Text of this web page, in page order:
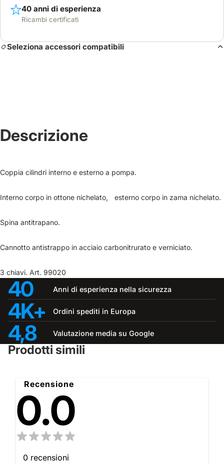
40 anni di esperienza
Ricambi certificati
Seleziona accessori compatibili
Descrizione
Coppia cilindri interno e esterno a pompa.
Interno corpo in ottone nichelato,ﾠesterno corpo in zama nichelato.
Spina antitrapano.ﾠ
Cannotto antistrappo in acciaio carbonitrurato e verniciato.ﾠ
3 chiavi. Art. 99020
40 Anni di esperienza nella sicurezza
4K+ Ordini spediti in Europa
4,8 Valutazione media su Google
Prodotti simili
Recensione
0.0
0 recensioni